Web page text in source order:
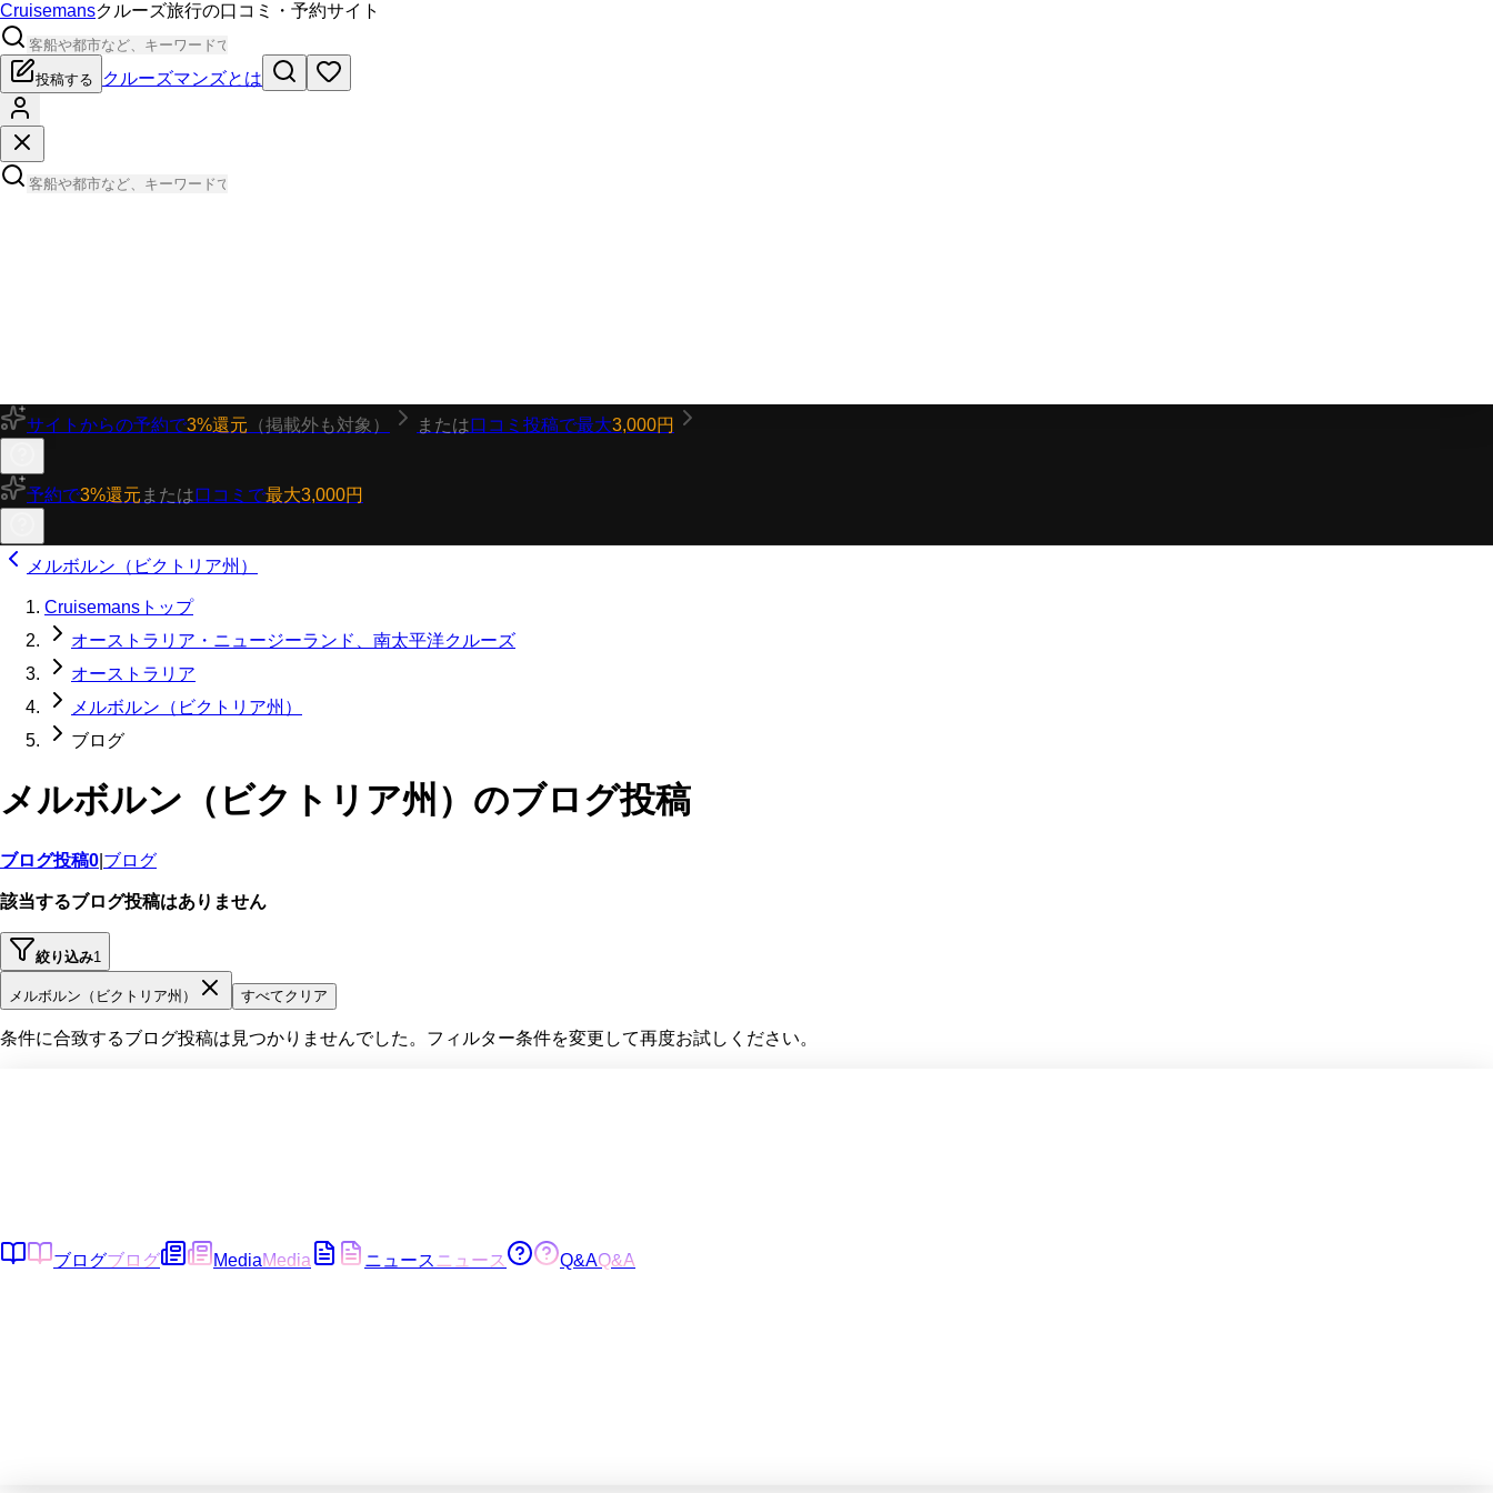
Cruisemansクルーズ旅行の口コミ・予約サイト
投稿する クルーズマンズとは
サイトからの予約で3%還元 （掲載外も対象） または口コミ投稿で最大3,000円
予約で3%還元 または口コミで最大3,000円
メルボルン（ビクトリア州）
Cruisemansトップ
オーストラリア・ニュージーランド、南太平洋クルーズ
オーストラリア
メルボルン（ビクトリア州）
ブログ
メルボルン（ビクトリア州）のブログ投稿
ブログ投稿0 ブログ
該当するブログ投稿はありません
絞り込み1
メルボルン（ビクトリア州） すべてクリア
条件に合致するブログ投稿は見つかりませんでした。フィルター条件を変更して再度お試しください。
ブログブログ MediaMedia ニュース ニュース Q&AQ&A